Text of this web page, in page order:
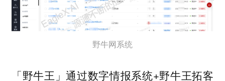
野牛网系统
「野牛王」通过数字情报系统+野牛王拓客